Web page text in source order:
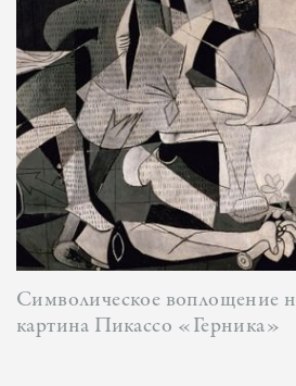
Символическое воплощение
картина Пикассо «Герника»